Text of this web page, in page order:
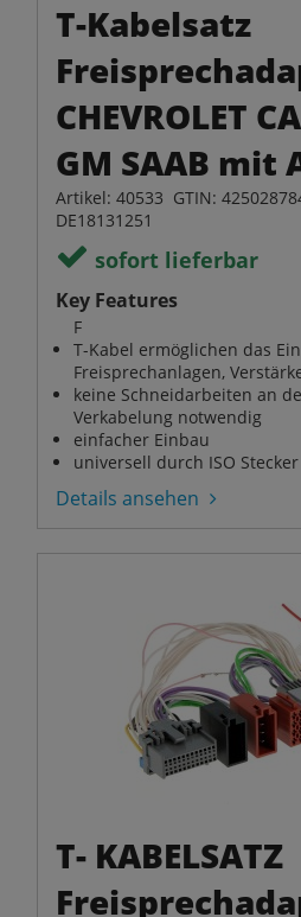
T-Kabelsatz
CHEVROLET
GM SAAB mit
Artikel: 40533 GTIN:
DE18131251
sofort lieferbar
Key Features
F
T-Kabel ermöglichen das
Freisprechanlagen,
keine Schneidarbeiten an
Verkabelung notwendig
einfacher Einbau
universell durch ISO
Details ansehen
T- KABELSATZ